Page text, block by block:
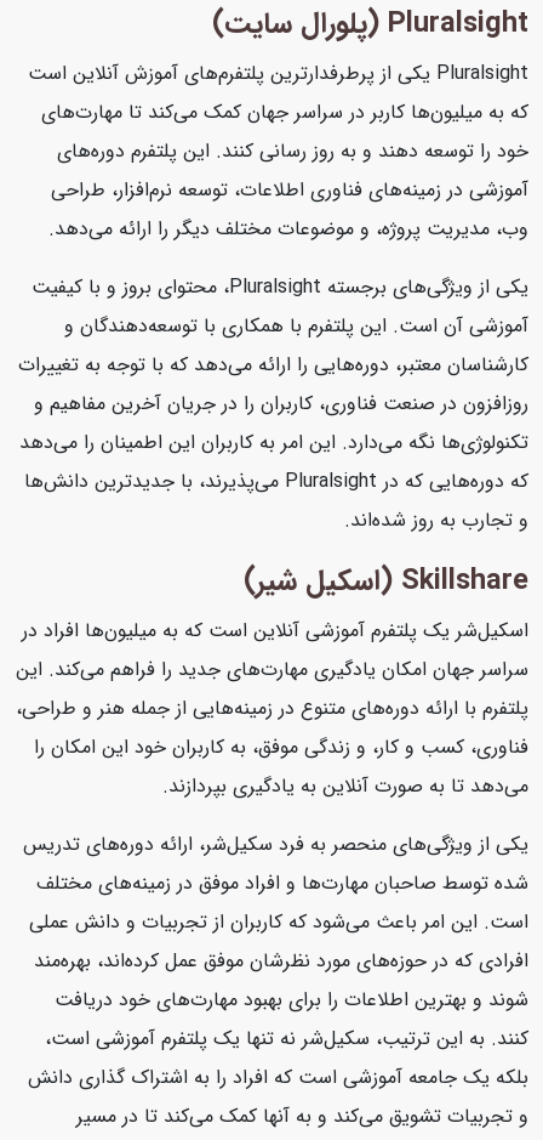
Pluralsight (پلورال سایت)
Pluralsight یکی از پرطرفدارترین پلتفرم‌های آموزش آنلاین است
که به میلیون‌ها کاربر در سراسر جهان کمک می‌کند تا مهارت‌های
خود را توسعه دهند و به روز رسانی کنند. این پلتفرم دوره‌های
آموزشی در زمینه‌های فناوری اطلاعات، توسعه نرم‌افزار، طراحی
وب، مدیریت پروژه، و موضوعات مختلف دیگر را ارائه می‌دهد.
یکی از ویژگی‌های برجسته Pluralsight، محتوای بروز و با کیفیت
آموزشی آن است. این پلتفرم با همکاری با توسعه‌دهندگان و
کارشناسان معتبر، دوره‌هایی را ارائه می‌دهد که با توجه به تغییرات
روزافزون در صنعت فناوری، کاربران را در جریان آخرین مفاهیم و
تکنولوژی‌ها نگه می‌دارد. این امر به کاربران این اطمینان را می‌دهد
که دوره‌هایی که در Pluralsight می‌پذیرند، با جدیدترین دانش‌ها
و تجارب به روز شده‌اند.
Skillshare (اسکیل شیر)
اسکیل‌شر یک پلتفرم آموزشی آنلاین است که به میلیون‌ها افراد در
سراسر جهان امکان یادگیری مهارت‌های جدید را فراهم می‌کند. این
پلتفرم با ارائه دوره‌های متنوع در زمینه‌هایی از جمله هنر و طراحی،
فناوری، کسب و کار، و زندگی موفق، به کاربران خود این امکان را
می‌دهد تا به صورت آنلاین به یادگیری بپردازند.
یکی از ویژگی‌های منحصر به فرد سکیل‌شر، ارائه دوره‌های تدریس
شده توسط صاحبان مهارت‌ها و افراد موفق در زمینه‌های مختلف
است. این امر باعث می‌شود که کاربران از تجربیات و دانش عملی
افرادی که در حوزه‌های مورد نظرشان موفق عمل کرده‌اند، بهره‌مند
شوند و بهترین اطلاعات را برای بهبود مهارت‌های خود دریافت
کنند. به این ترتیب، سکیل‌شر نه تنها یک پلتفرم آموزشی است،
بلکه یک جامعه آموزشی است که افراد را به اشتراک گذاری دانش
و تجربیات تشویق می‌کند و به آنها کمک می‌کند تا در مسیر